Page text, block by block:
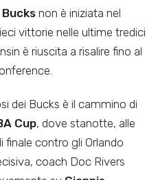
non è iniziata nel
vittorie nelle ultime tredici
è riuscita a risalire fino al
dei Bucks è il cammino di
Cup, dove stanotte, alle
finale contro gli Orlando
coach Doc Rivers